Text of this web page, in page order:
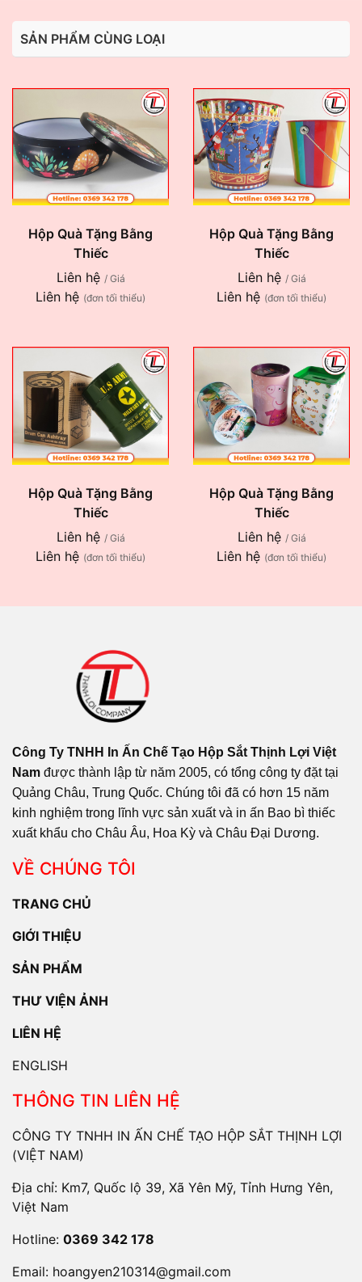
SẢN PHẨM CÙNG LOẠI
Hộp Quà Tặng Bằng
Thiếc
Liên hệ / Giá
Liên hệ (đơn tối thiểu)
Hộp Quà Tặng Bằng
Thiếc
Liên hệ / Giá
Liên hệ (đơn tối thiểu)
Hộp Quà Tặng Bằng
Thiếc
Liên hệ / Giá
Liên hệ (đơn tối thiểu)
Hộp Quà Tặng Bằng
Thiếc
Liên hệ / Giá
Liên hệ (đơn tối thiểu)
Công Ty TNHH In Ấn Chế Tạo Hộp Sắt Thịnh Lợi Việt
Nam được thành lập từ năm 2005, có tổng công ty đặt tại
Quảng Châu, Trung Quốc. Chúng tôi đã có hơn 15 năm
kinh nghiệm trong lĩnh vực sản xuất và in ấn Bao bì thiếc
xuất khẩu cho Châu Âu, Hoa Kỳ và Châu Đại Dương.
VỀ CHÚNG TÔI
TRANG CHỦ
GIỚI THIỆU
SẢN PHẨM
THƯ VIỆN ẢNH
LIÊN HỆ
ENGLISH
THÔNG TIN LIÊN HỆ
CÔNG TY TNHH IN ẤN CHẾ TẠO HỘP SẮT THỊNH LỢI
(VIỆT NAM)
Địa chỉ: Km7, Quốc lộ 39, Xã Yên Mỹ, Tỉnh Hưng Yên,
Việt Nam
Hotline: 0369 342 178
Email: hoangyen210314@gmail.com